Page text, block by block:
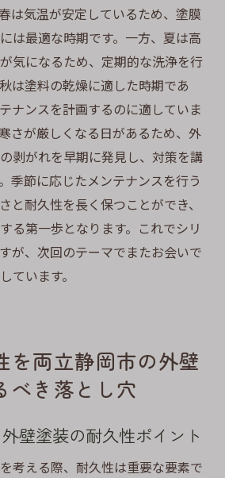
は気温が安定しているため、塗膜
は最適な時期です。一方、夏は高
気になるため、定期的な洗浄を行
は塗料の乾燥に適した時期であ
ナンスを計画するのに適していま
さが厳しくなる日があるため、外
剥がれを早期に発見し、対策を講
季節に応じたメンテナンスを行う
と耐久性を長く保つことができ、
る第一歩となります。これでシリ
が、次回のテーマでまたお会いで
ています。
を両立静岡市の外壁
べき落とし穴
壁塗装の耐久性ポイント
考える際、耐久性は重要な要素で